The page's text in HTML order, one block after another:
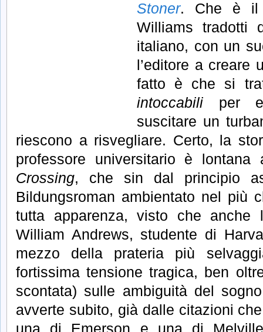
Stoner. Che è il
Williams tradotti
italiano, con un
l’editore a creare
fatto è che si
intoccabili per
suscitare un
riescono a risvegliare. Certo, la
professore universitario è
Crossing, che sin dal principio
Bildungsroman ambientato nel più
tutta apparenza, visto che anche
William Andrews, studente di
mezzo della prateria più
fortissima tensione tragica, ben
scontata) sulle ambiguità del
avverte subito, già dalle citazioni
una di Emerson e una di